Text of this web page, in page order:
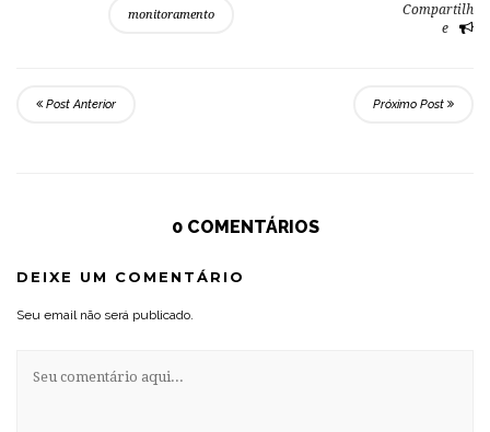
monitoramento
Compartilh
e
Post Anterior Próximo Post
0 COMENTÁRIOS
DEIXE UM COMENTÁRIO
Seu email não será publicado.